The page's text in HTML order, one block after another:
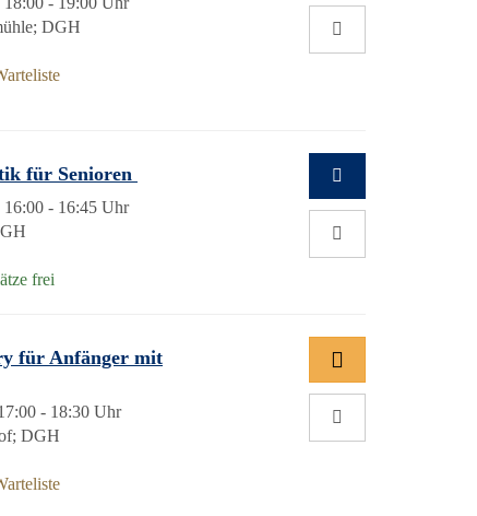
DGH
für Senioren
- 16:45 Uhr
frei
für Anfänger mit
- 18:30 Uhr
DGH